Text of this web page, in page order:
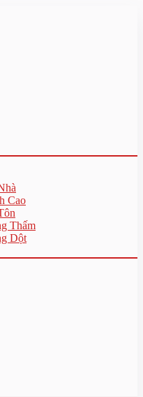
Cao
Thấm
Dột